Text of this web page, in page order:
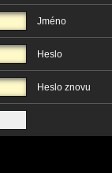
Jméno
Heslo
Heslo znovu